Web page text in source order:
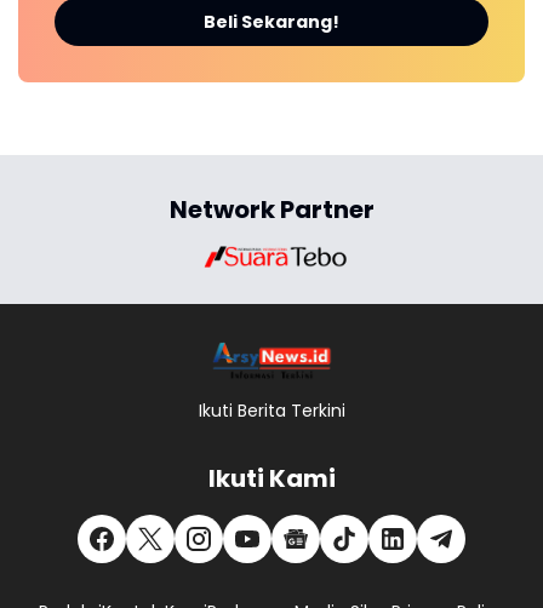
Beli Sekarang!
Network Partner
Ikuti Berita Terkini
Ikuti Kami